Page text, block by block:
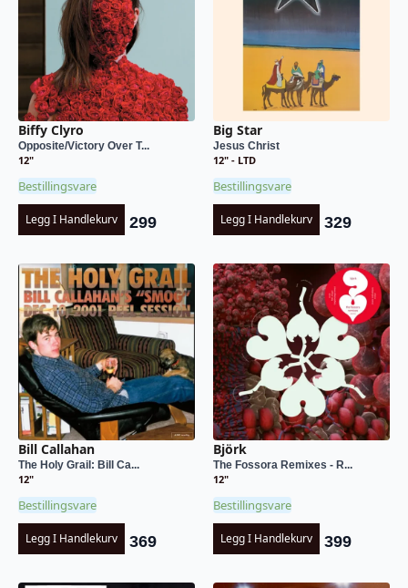
Biffy Clyro
Opposite/Victory Over T...
12"
Bestillingsvare
Legg I Handlekurv 299
Big Star
Jesus Christ
12" - LTD
Bestillingsvare
Legg I Handlekurv 329
Bill Callahan
The Holy Grail: Bill Ca...
12"
Bestillingsvare
Legg I Handlekurv 369
Björk
The Fossora Remixes - R...
12"
Bestillingsvare
Legg I Handlekurv 399